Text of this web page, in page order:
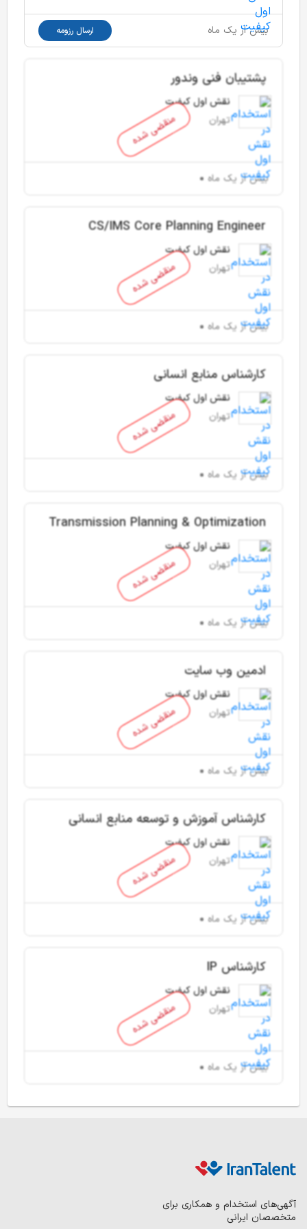
بیش از یک ماه ارسال رزومه
منقضی شده
پشتیبان فنی وندور
نقش اول کیفیت
تهران
بیش از یک ماه
منقضی شده
CS/IMS Core Planning Engineer
نقش اول کیفیت
تهران
بیش از یک ماه
منقضی شده
کارشناس منابع انسانی
نقش اول کیفیت
تهران
بیش از یک ماه
منقضی شده
Transmission Planning & Optimization
Engineer (Fresh)
نقش اول کیفیت
تهران
بیش از یک ماه
منقضی شده
ادمین وب سایت
نقش اول کیفیت
تهران
بیش از یک ماه
منقضی شده
کارشناس آموزش و توسعه منابع انسانی
نقش اول کیفیت
تهران
بیش از یک ماه
منقضی شده
کارشناس IP
نقش اول کیفیت
تهران
بیش از یک ماه
آگهی‌های استخدام و همکاری برای
متخصصان ایرانی